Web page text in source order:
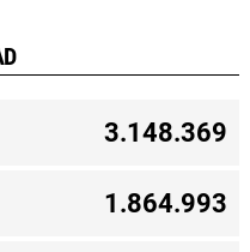
3.148.369
1.864.993